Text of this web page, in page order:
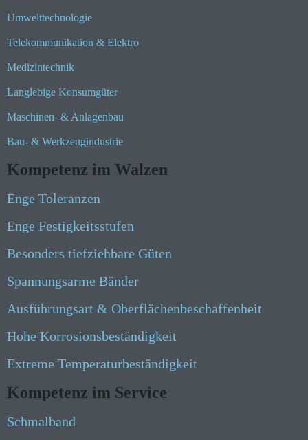
Umwelttechnologie
Telekommunikation & Elektro
Medizintechnik
Langlebige Konsumgüter
Maschinen- & Anlagenbau
Bau- & Werkzeugindustrie
Kompetenz im Walzen
Enge Toleranzen
Enge Festigkeitsstufen
Besonders tiefziehbare Güten
Spannungsarme Bänder
Ausführungsart & Oberflächenbeschaffenheit
Hohe Korrosionsbeständigkeit
Extreme Temperaturbeständigkeit
Kompetenz im Service
Schmalband